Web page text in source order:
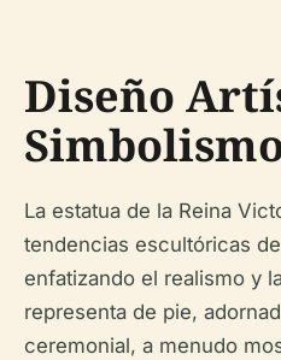
Diseño
La estatua de la Reina
tendencias escultóricas
enfatizando el realismo y
representa de pie,
ceremonial, a menudo